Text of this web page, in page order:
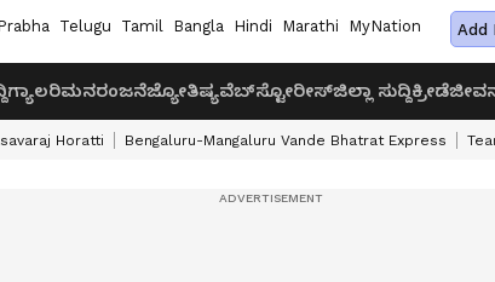
Telugu Tamil Bangla Hindi Marathi MyNation Add
ಗ್ಯಾಲರಿಮನರಂಜನೆಜ್ಯೋತಿಷ್ಯವೆಬ್‌ಸ್ಟೋರೀಸ್ಜಿಲ್ಲಾ ಸುದ್ದಿಕ್ರೀಡೆ
Horatti Bengaluru-Mangaluru Vande Bhatrat Express